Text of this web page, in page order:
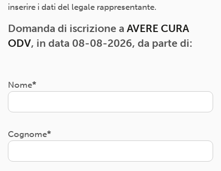
inserire i dati del legale rappresentante.
Domanda di iscrizione a AVERE CURA
ODV, in data 08-08-2026, da parte di:
Nome
Cognome